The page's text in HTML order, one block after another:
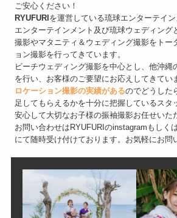
ご安心ください！
RYUFURI を運営している琉球エンターテイ
エンターテインメント及び琉球ウェディング
撮影やマタニティ＆ウェディング撮影をトー
ョン撮影を行ってきています。
ビーチウェディング撮影を中心とし、他沖縄
を行い、お客様のご要望にお応えしてきてい
ロケーション撮影の実績があるのでどうした
足してもらえるかを十分に把握しているスタ
安心して大切なお子様の振袖撮影お任せいた
お問い合わせはRYUFURIのinstagramもしく
にて随時受け付けております。お気軽にお問